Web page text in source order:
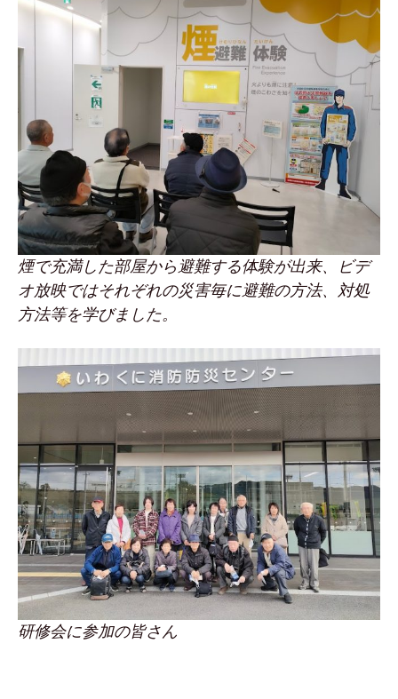
煙で充満した部屋から避難する体験が出来、ビデ
オ放映ではそれぞれの災害毎に避難の方法、対処
方法等を学びました。
研修会に参加の皆さん